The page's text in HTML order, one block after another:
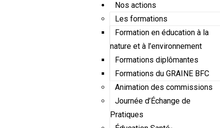
Nos actions
Les formations
Formation en éducation à la
nature et à l’environnement
Formations diplômantes
Formations du GRAINE BFC
Animation des commissions
Journée d’Échange de
Pratiques